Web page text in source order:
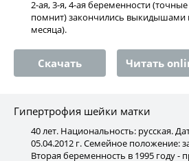
2-ая, 3-я, 4-ая беременности
помнит) закончились выкидышами
месяца).
Скачать Читать
Гипертрофия шейки матки
40 лет. Национальность: русская.
05.04.2012 г. Семейное положение:
Вторая беременность в 1995 году -